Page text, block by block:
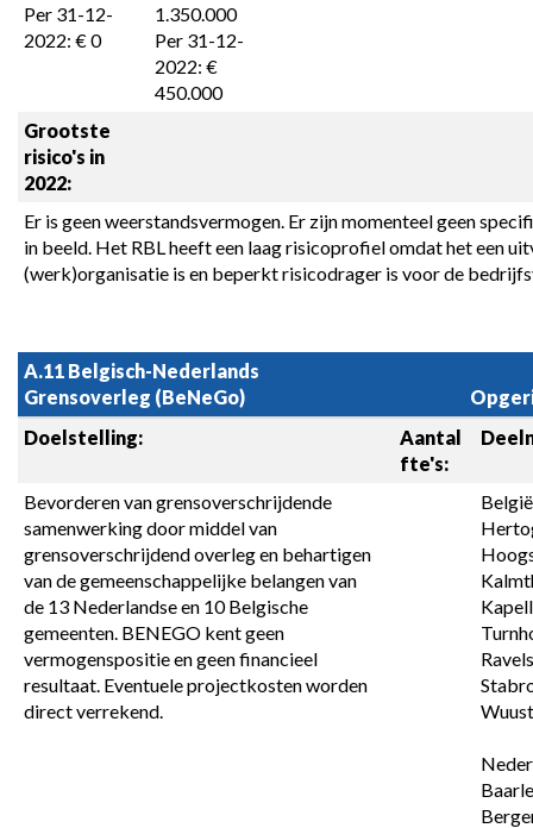
Per 31-12-
2022: € 0
1.350.000
Per 31-12-
2022: €
450.000
Grootste
risico's in
2022:
Er is geen weerstandsvermogen. Er zijn momenteel geen
in beeld. Het RBL heeft een laag risicoprofiel omdat het een
(werk)organisatie is en beperkt risicodrager is voor de
A.11 Belgisch-Nederlands
Grensoverleg (BeNeGo)
Doelstelling:
Aantal
fte's:
Bevorderen van grensoverschrijdende
samenwerking door middel van
grensoverschrijdend overleg en behartigen
van de gemeenschappelijke belangen van
de 13 Nederlandse en 10 Belgische
gemeenten. BENEGO kent geen
vermogenspositie en geen financieel
resultaat. Eventuele projectkosten worden
direct verrekend.